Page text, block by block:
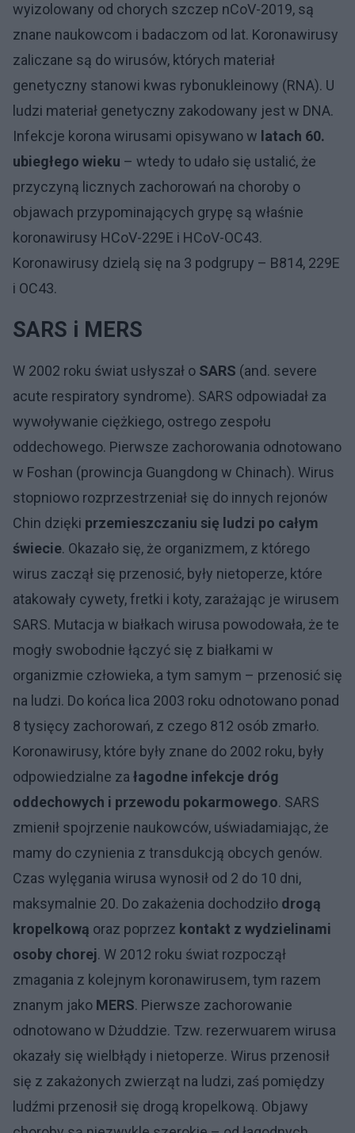
wyizolowany od chorych szczep nCoV-2019, są
znane naukowcom i badaczom od lat. Koronawirusy
zaliczane są do wirusów, których materiał
genetyczny stanowi kwas rybonukleinowy (RNA). U
ludzi materiał genetyczny zakodowany jest w DNA.
Infekcje korona wirusami opisywano w latach 60.
ubiegłego wieku – wtedy to udało się ustalić, że
przyczyną licznych zachorowań na choroby o
objawach przypominających grypę są właśnie
koronawirusy HCoV-229E i HCoV-OC43.
Koronawirusy dzielą się na 3 podgrupy – B814, 229E
i OC43.
SARS i MERS
W 2002 roku świat usłyszał o SARS (and. severe
acute respiratory syndrome). SARS odpowiadał za
wywoływanie ciężkiego, ostrego zespołu
oddechowego. Pierwsze zachorowania odnotowano
w Foshan (prowincja Guangdong w Chinach). Wirus
stopniowo rozprzestrzeniał się do innych rejonów
Chin dzięki przemieszczaniu się ludzi po całym
świecie. Okazało się, że organizmem, z którego
wirus zaczął się przenosić, były nietoperze, które
atakowały cywety, fretki i koty, zarażając je wirusem
SARS. Mutacja w białkach wirusa powodowała, że te
mogły swobodnie łączyć się z białkami w
organizmie człowieka, a tym samym – przenosić się
na ludzi. Do końca lica 2003 roku odnotowano ponad
8 tysięcy zachorowań, z czego 812 osób zmarło.
Koronawirusy, które były znane do 2002 roku, były
odpowiedzialne za łagodne infekcje dróg
oddechowych i przewodu pokarmowego. SARS
zmienił spojrzenie naukowców, uświadamiając, że
mamy do czynienia z transdukcją obcych genów.
Czas wylęgania wirusa wynosił od 2 do 10 dni,
maksymalnie 20. Do zakażenia dochodziło drogą
kropelkową oraz poprzez kontakt z wydzielinami
osoby chorej. W 2012 roku świat rozpoczął
zmagania z kolejnym koronawirusem, tym razem
znanym jako MERS. Pierwsze zachorowanie
odnotowano w Dżuddzie. Tzw. rezerwuarem wirusa
okazały się wielbłądy i nietoperze. Wirus przenosił
się z zakażonych zwierząt na ludzi, zaś pomiędzy
ludźmi przenosił się drogą kropelkową. Objawy